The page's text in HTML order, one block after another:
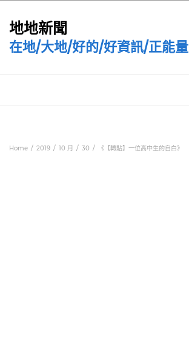
地地新聞
在地/大地/好的/好資訊/正能量
Home 2019 10 月 30 《【轉貼】一位高中生的自白》